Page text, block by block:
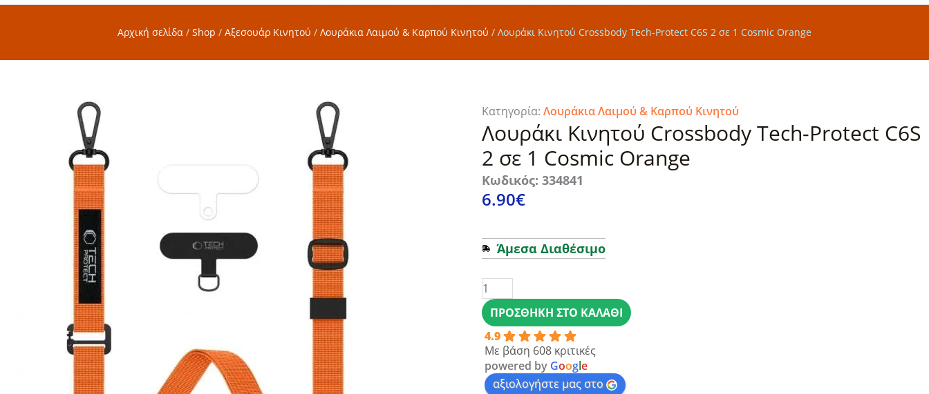
Αρχική σελίδα / Shop / Αξεσουάρ Κινητού / Λουράκια Λαιμού & Καρπού Κινητού / Λουράκι Κινητού Crossbody Tech-Protect C6S 2 σε 1 Cosmic Orange
Κατηγορία: Λουράκια Λαιμού & Καρπού Κινητού
Λουράκι Κινητού Crossbody Tech-Protect C6S
2 σε 1 Cosmic Orange
Κωδικός: 334841
6.90€
Άμεσα Διαθέσιμο
Κινητού
Crossbody
Tech-
Protect
C6S
2
ΠΡΟΣΘΉΚΗ ΣΤΟ ΚΑΛΆΘΙ
4.9
Με βάση 608 κριτικές
powered by Google
αξιολογήστε μας στο